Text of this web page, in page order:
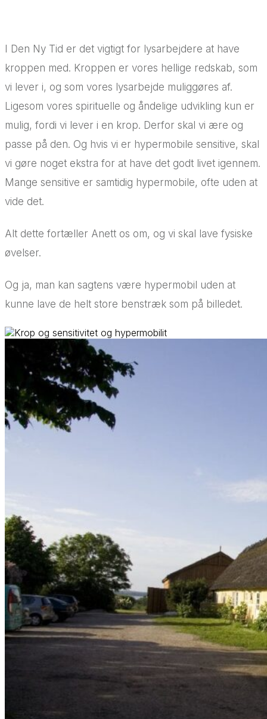
I Den Ny Tid er det vigtigt for lysarbejdere at have
kroppen med. Kroppen er vores hellige redskab, som
vi lever i, og som vores lysarbejde muliggøres af.
Ligesom vores spirituelle og åndelige udvikling kun er
mulig, fordi vi lever i en krop. Derfor skal vi ære og
passe på den. Og hvis vi er hypermobile sensitive, skal
vi gøre noget ekstra for at have det godt livet igennem.
Mange sensitive er samtidig hypermobile, ofte uden at
vide det.
Alt dette fortæller Anett os om, og vi skal lave fysiske
øvelser.
Og ja, man kan sagtens være hypermobil uden at
kunne lave de helt store benstræk som på billedet.